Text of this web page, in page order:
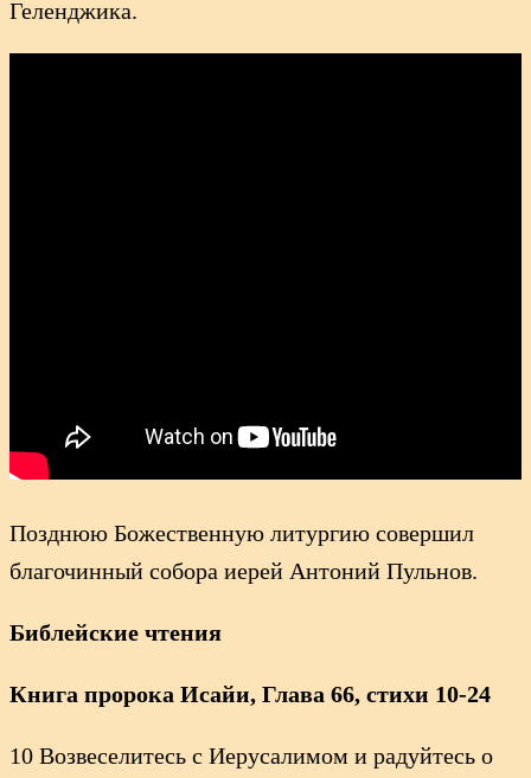
Геленджика.
Позднюю Божественную литургию совершил
благочинный собора иерей Антоний Пульнов.
Библейские чтения
Книга пророка Исайи, Глава 66, стихи 10-24
10 Возвеселитесь с Иерусалимом и радуйтесь о